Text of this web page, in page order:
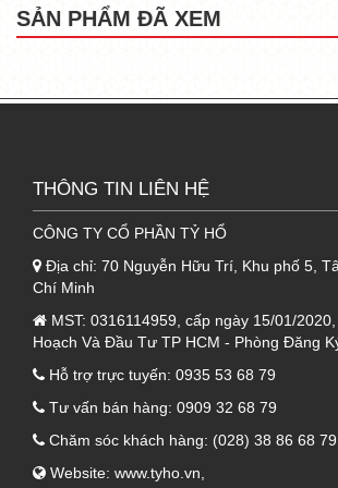
Chiều dài: Tiêu chuẩn 2.9m hoặc cắt theo
Đặc tính: Chống tia UV, chịu nhiệt tốt và
3. Ưu điểm nổi bật
- Thanh góc cửa Ultra Panel
liệu thi công giúp tăng độ bền
kiện mang tính thẩm mỹ giúp
nên hoàn hảo, đẹp bền an toàn
là các đặc điểm nổi bật thanh
biết.
SẢN PHẨM ĐÃ XEM
THÔNG TIN LIÊN HỆ
CÔNG TY CỔ PHẦN TỶ HỔ
Địa chỉ: 70 Nguyễn Hữu Trí, Khu phố 5,
Chí Minh
MST: 0316114959, cấp ngày 15/01/
Hoạch Và Đầu Tư TP HCM - Phòng Đăng
Hỗ trợ trực tuyến: 0935 53 68 79
Tư vấn bán hàng: 0909 32 68 79
Chăm sóc khách hàng: (028) 38 86 68 79
Website: www.tyho.vn,